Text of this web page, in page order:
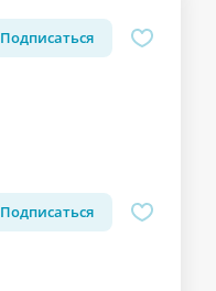
Подписаться
Подписаться